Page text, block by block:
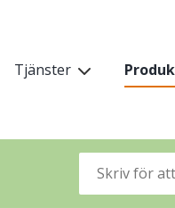
(nivå
Tjänster